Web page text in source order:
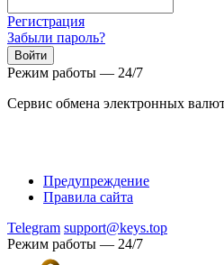
Регистрация
Забыли пароль?
Режим работы — 24/7
Сервис обмена электронных
Предупреждение
Правила сайта
Telegram support@keys.top
Режим работы — 24/7